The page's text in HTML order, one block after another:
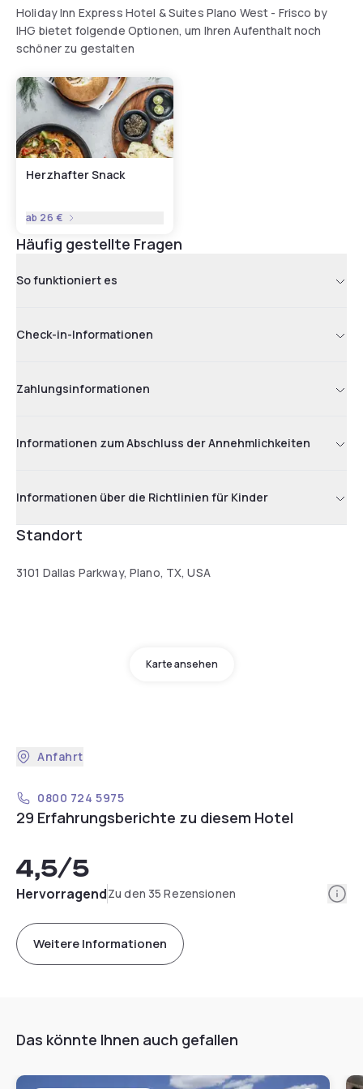
Holiday Inn Express Hotel & Suites Plano West - Frisco by
IHG bietet folgende Optionen, um Ihren Aufenthalt noch
schöner zu gestalten
Herzhafter Snack
ab 26 €
Häufig gestellte Fragen
So funktioniert es
Check-in-Informationen
Zahlungsinformationen
Informationen zum Abschluss der Annehmlichkeiten
Informationen über die Richtlinien für Kinder
Standort
3101 Dallas Parkway, Plano, TX, USA
Karte ansehen
Anfahrt
0800 724 5975
29 Erfahrungsberichte zu diesem Hotel
4,5/5
HervorragendZu den 35 Rezensionen
Weitere Informationen
Das könnte Ihnen auch gefallen